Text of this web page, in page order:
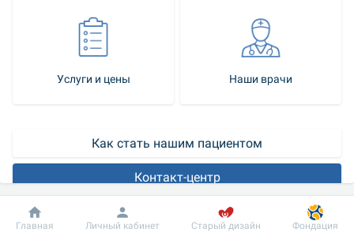
Услуги и цены Наши врачи
Как стать нашим пациентом
Контакт-центр
Для подтверждения диагноза аллергия, определения
Добробут Информация Пациенту
Главная Личный кабинет Старый дизайн Фондация